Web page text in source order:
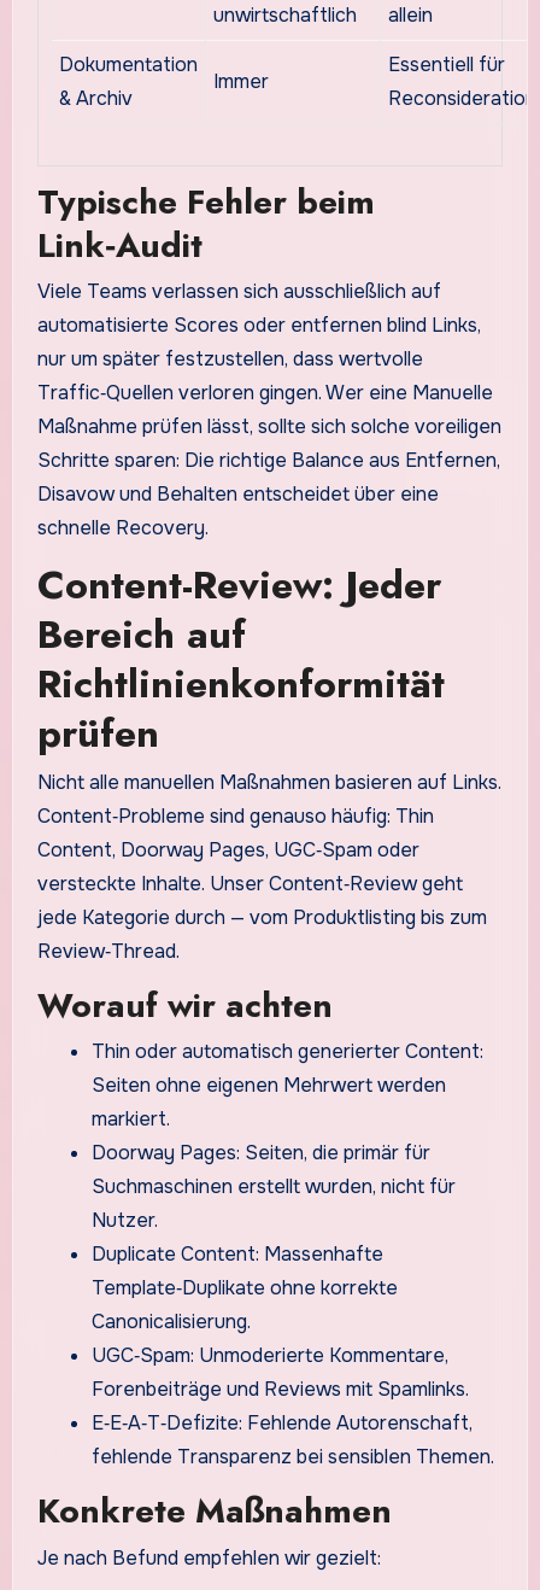
unwirtschaftlich
allein
Dokumentation
& Archiv
Immer
Essentiell für
Typische Fehler beim
Link‑Audit
Viele Teams verlassen sich ausschließlich auf
automatisierte Scores oder entfernen blind Links,
nur um später festzustellen, dass wertvolle
Traffic‑Quellen verloren gingen. Wer eine Manuelle
Maßnahme prüfen lässt, sollte sich solche voreiligen
Schritte sparen: Die richtige Balance aus Entfernen,
Disavow und Behalten entscheidet über eine
schnelle Recovery.
Content-Review: Jeder
Bereich auf
Richtlinienkonformität
prüfen
Nicht alle manuellen Maßnahmen basieren auf Links.
Content‑Probleme sind genauso häufig: Thin
Content, Doorway Pages, UGC‑Spam oder
versteckte Inhalte. Unser Content‑Review geht
jede Kategorie durch — vom Produktlisting bis zum
Review‑Thread.
Worauf wir achten
Thin oder automatisch generierter Content:
Seiten ohne eigenen Mehrwert werden
markiert.
Doorway Pages: Seiten, die primär für
Suchmaschinen erstellt wurden, nicht für
Nutzer.
Duplicate Content: Massenhafte
Template‑Duplikate ohne korrekte
Canonicalisierung.
UGC‑Spam: Unmoderierte Kommentare,
Forenbeiträge und Reviews mit Spamlinks.
E‑E‑A‑T‑Defizite: Fehlende Autorenschaft,
fehlende Transparenz bei sensiblen Themen.
Konkrete Maßnahmen
Je nach Befund empfehlen wir gezielt: